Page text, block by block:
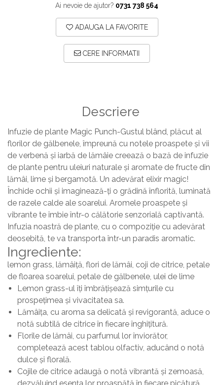
Ai nevoie de ajutor? 0731 738 564
ADAUGA LA FAVORITE
CERE INFORMATII
Descriere
Infuzie de plante Magic Punch-Gustul blând, plăcut al
florilor de gălbenele, împreună cu notele proaspete și vii
de verbenă și iarbă de lămâie creează o bază de infuzie
de plante pentru uleiuri naturale și aromate de fructe din
lămâi, lime și bergamotă. Un adevărat elixir magic!
Închide ochii și imaginează-ți o grădină înflorită, luminată
de razele calde ale soarelui. Aromele proaspete și
vibrante te îmbie într-o călătorie senzorială captivantă.
Infuzia noastră de plante, cu o compoziție cu adevărat
deosebită, te va transporta într-un paradis aromatic.
Ingrediente:
lemon grass, lămâiță, flori de lămâi, coji de citrice, petale
de floarea soarelui, petale de gălbenele, ulei de lime
Lemon grass-ul îți îmbrățișează simțurile cu
prospețimea și vivacitatea sa.
Lămâița, cu aroma sa delicată și revigorantă, aduce o
notă subtilă de citrice în fiecare înghițitură.
Florile de lămâi, cu parfumul lor înviorător,
completează acest tablou olfactiv, aducând o notă
dulce și florală.
Cojile de citrice adaugă o notă vibrantă și zemoasă,